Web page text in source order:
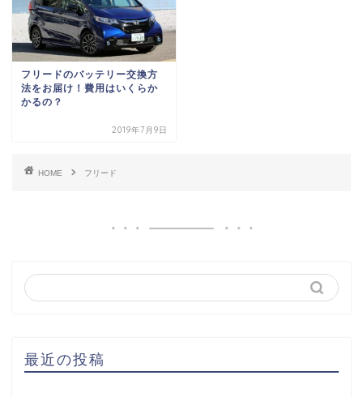
フリードのバッテリー交換方
法をお届け！費用はいくらか
かるの？
2019年7月9日
HOME フリード
最近の投稿